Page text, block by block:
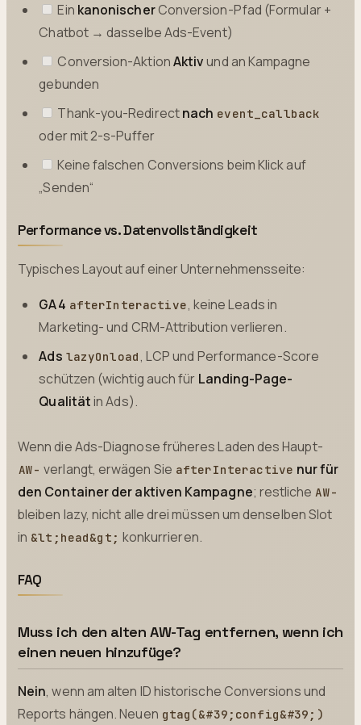
Ein kanonischerConversion-Pfad (Formular +
Chatbot → dasselbe Ads-Event)
Conversion-AktionAktivund an Kampagne
gebunden
Thank-you-Redirectnach event_callback
oder mit 2-s-Puffer
Keine falschen Conversions beim Klick auf
„Senden“
Performance vs. Datenvollständigkeit
Typisches Layout auf einer Unternehmensseite:
GA4 afterInteractive, keine Leads in
Marketing- und CRM-Attribution verlieren.
Ads lazyOnload, LCP und Performance-Score
schützen (wichtig auch für Landing-Page-
Qualitätin Ads).
Wenn die Ads-Diagnose früheres Laden des Haupt-
AW- verlangt, erwägen Sie afterInteractive nur für
den Container der aktiven Kampagne; restliche AW-
bleiben lazy, nicht alle drei müssen um denselben Slot
in &lt;head&gt; konkurrieren.
FAQ
Muss ich den alten AW-Tag entfernen, wenn ich
einen neuen hinzufüge?
Nein, wenn am alten ID historische Conversions und
Reports hängen. Neuen gtag(&#39;config&#39;)